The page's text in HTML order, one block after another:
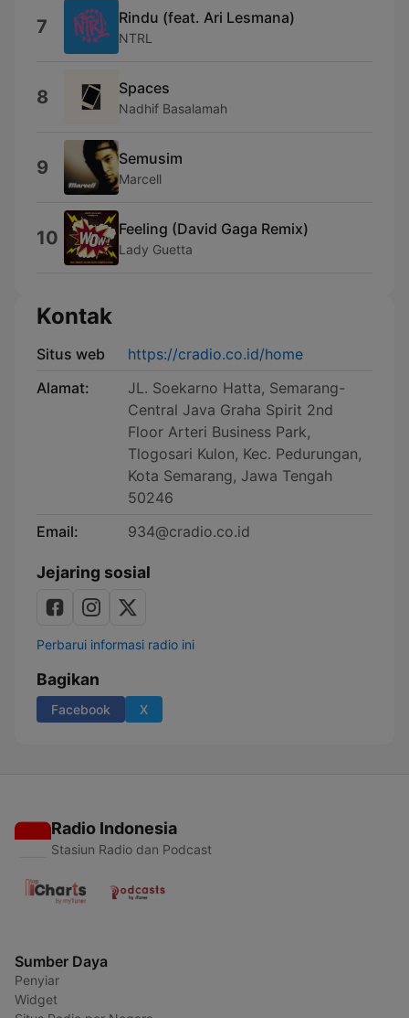
7 Rindu (feat. Ari Lesmana)
NTRL
8 Spaces
Nadhif Basalamah
9 Semusim
Marcell
10 Feeling (David Gaga Remix)
Lady Guetta
Kontak
Situs web
https://cradio.co.id/home
Alamat:
JL. Soekarno Hatta, Semarang-
Central Java Graha Spirit 2nd
Floor Arteri Business Park,
Tlogosari Kulon, Kec. Pedurungan,
Kota Semarang, Jawa Tengah
50246
Email:
934@cradio.co.id
Jejaring sosial
Perbarui informasi radio ini
Bagikan
Facebook X
Radio Indonesia
Stasiun Radio dan Podcast
Sumber Daya
Penyiar
Widget